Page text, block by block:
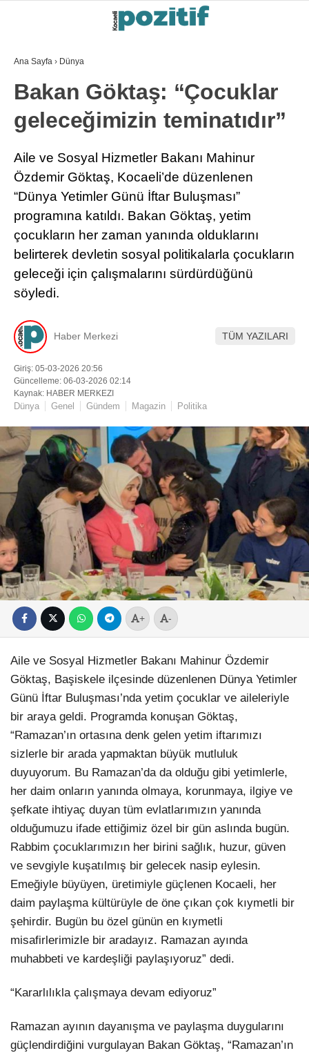
Ana Sayfa › Dünya
Bakan Göktaş: “Çocuklar
geleceğimizin teminatıdır”
Aile ve Sosyal Hizmetler Bakanı Mahinur
Özdemir Göktaş, Kocaeli’de düzenlenen
“Dünya Yetimler Günü İftar Buluşması”
programına katıldı. Bakan Göktaş, yetim
çocukların her zaman yanında olduklarını
belirterek devletin sosyal politikalarla çocukların
geleceği için çalışmalarını sürdürdüğünü
söyledi.
Haber Merkezi TÜM YAZILARI
Giriş: 05-03-2026 20:56
Güncelleme: 06-03-2026 02:14
Kaynak: HABER MERKEZI
Dünya Genel Gündem Magazin Politika
+ -
Aile ve Sosyal Hizmetler Bakanı Mahinur Özdemir
Göktaş, Başiskele ilçesinde düzenlenen Dünya Yetimler
Günü İftar Buluşması’nda yetim çocuklar ve aileleriyle
bir araya geldi. Programda konuşan Göktaş,
“Ramazan’ın ortasına denk gelen yetim iftarımızı
sizlerle bir arada yapmaktan büyük mutluluk
duyuyorum. Bu Ramazan’da da olduğu gibi yetimlerle,
her daim onların yanında olmaya, korunmaya, ilgiye ve
şefkate ihtiyaç duyan tüm evlatlarımızın yanında
olduğumuzu ifade ettiğimiz özel bir gün aslında bugün.
Rabbim çocuklarımızın her birini sağlık, huzur, güven
ve sevgiyle kuşatılmış bir gelecek nasip eylesin.
Emeğiyle büyüyen, üretimiyle güçlenen Kocaeli, her
daim paylaşma kültürüyle de öne çıkan çok kıymetli bir
şehirdir. Bugün bu özel günün en kıymetli
misafirlerimizle bir aradayız. Ramazan ayında
muhabbeti ve kardeşliği paylaşıyoruz” dedi.
“Kararlılıkla çalışmaya devam ediyoruz”
Ramazan ayının dayanışma ve paylaşma duygularını
güçlendirdiğini vurgulayan Bakan Göktaş, “Ramazan’ın